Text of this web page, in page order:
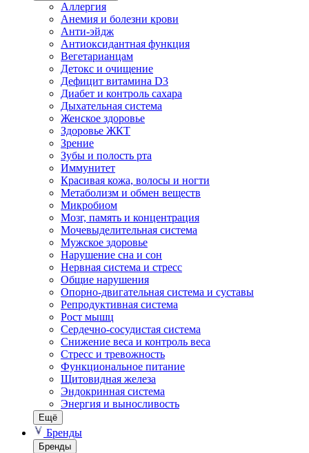
Аллергия
Анемия и болезни крови
Анти-эйдж
Антиоксидантная функция
Вегетарианцам
Детокс и очищение
Дефицит витамина D3
Диабет и контроль сахара
Дыхательная система
Женское здоровье
Здоровье ЖКТ
Зрение
Зубы и полость рта
Иммунитет
Красивая кожа, волосы и ногти
Метаболизм и обмен веществ
Микробиом
Мозг, память и концентрация
Мочевыделительная система
Мужское здоровье
Нарушение сна и сон
Нервная система и стресс
Общие нарушения
Опорно-двигательная система и суставы
Репродуктивная система
Рост мышц
Сердечно-сосудистая система
Снижение веса и контроль веса
Стресс и тревожность
Функциональное питание
Щитовидная железа
Эндокринная система
Энергия и выносливость
Ещё
Бренды
Бренды